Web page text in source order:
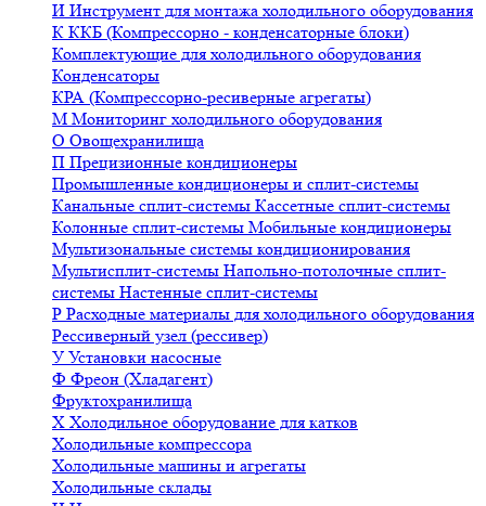
И Инструмент для монтажа холодильного оборудования
К ККБ (Компрессорно - конденсаторные блоки)
Комплектующие для холодильного оборудования
Конденсаторы
КРА (Компрессорно-ресиверные агрегаты)
М Мониторинг холодильного оборудования
О Овощехранилища
П Прецизионные кондиционеры
Промышленные кондиционеры и сплит-системы
Канальные сплит-системы Кассетные сплит-системы
Колонные сплит-системы Мобильные кондиционеры
Мультизональные системы кондиционирования
Мультисплит-системы Напольно-потолочные сплит-
системы Настенные сплит-системы
Р Расходные материалы для холодильного оборудования
Рессиверный узел (рессивер)
У Установки насосные
Ф Фреон (Хладагент)
Фруктохранилища
Х Холодильное оборудование для катков
Холодильные компрессора
Холодильные машины и агрегаты
Холодильные склады